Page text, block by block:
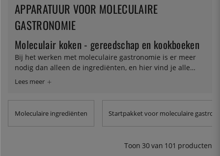
APPARATUUR VOOR MOLECULAIRE
GASTRONOMIE
Moleculair koken - gereedschap en kookboeken
Bij het werken met moleculaire gastronomie is er meer
nodig dan alleen de ingrediënten, en hier vind je alle
tools en apparatuur die je nodig hebt. Als je bollen wilt
zijn goed voor het doseren van de kleine hoeveelheden
die nodig zijn en natuurlijk zijn de e-pistons niet slecht
om toe te voegen aan het laboratoriumgevoel.Recepten
en andere tips en trucs voor moleculair koken vind je in
Moleculaire ingrediënten Startpakket voor moleculaire
Toon 30van 101 producten